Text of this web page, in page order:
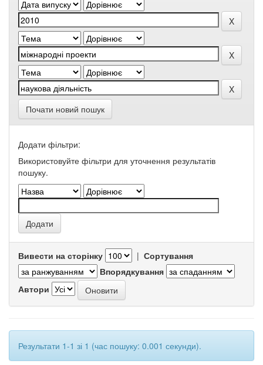
Почати новий пошук
Додати фільтри:
Використовуйте фільтри для уточнення результатів
пошуку.
Вивести на сторінку | Сортування
Впорядкування
Автори
Результати 1-1 зі 1 (час пошуку: 0.001 секунди).